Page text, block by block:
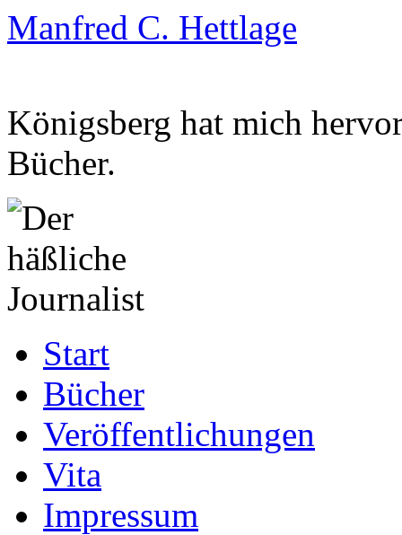
Manfred C. Hettlage
Königsberg hat mich
Bücher.
Inhalt
springenStart
Bücher
Veröffentlichungen
Vita
Impressum